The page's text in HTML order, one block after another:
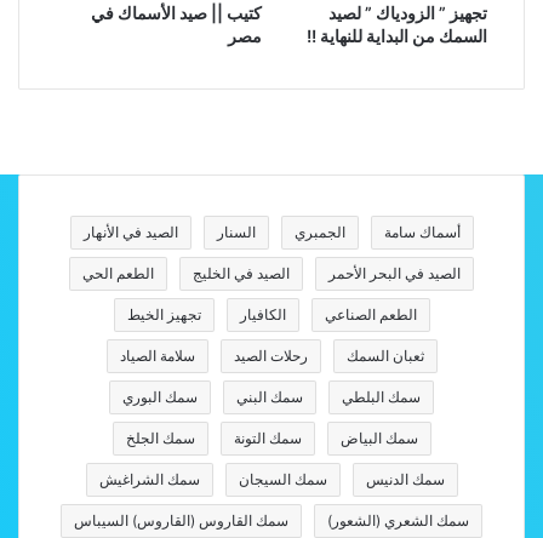
كتيب || صيد الأسماك في
مصر
تجهيز ” الزودياك ” لصيد
السمك من البداية للنهاية !!
أسماك سامة الجمبري السنار الصيد في الأنهار
الصيد في البحر الأحمر الصيد في الخليج الطعم الحي
الطعم الصناعي الكافيار تجهيز الخيط
ثعبان السمك رحلات الصيد سلامة الصياد
سمك البلطي سمك البني سمك البوري
سمك البياض سمك التونة سمك الجلخ
سمك الدنيس سمك السيجان سمك الشراغيش
سمك الشعري (الشعور) سمك القاروس (القاروس) السيباس